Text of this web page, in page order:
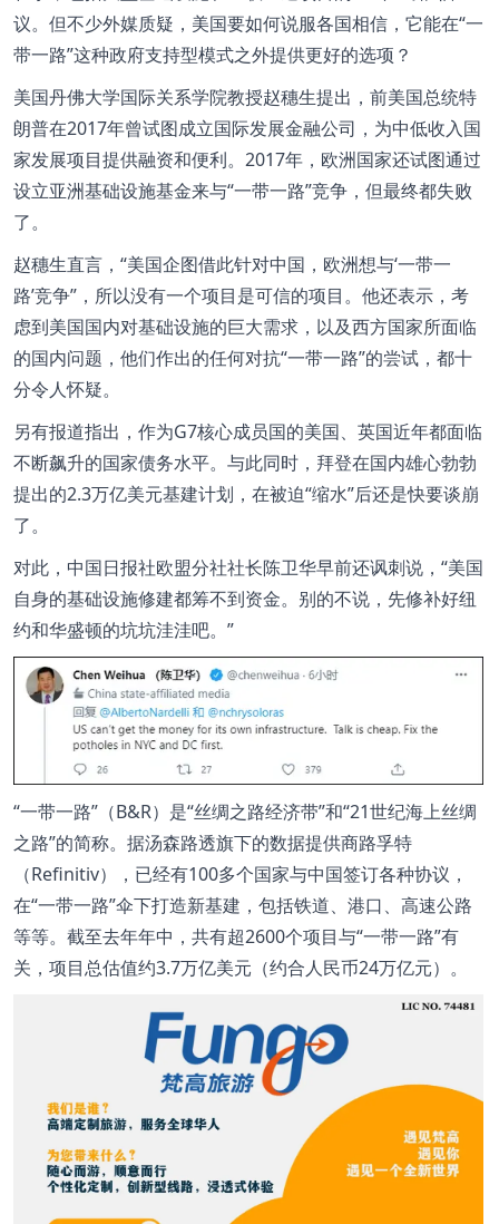
议。但不少外媒质疑，美国要如何说服各国相信，它能在“一
带一路”这种政府支持型模式之外提供更好的选项？
美国丹佛大学国际关系学院教授赵穗生提出，前美国总统特
朗普在2017年曾试图成立国际发展金融公司，为中低收入国
家发展项目提供融资和便利。2017年，欧洲国家还试图通过
设立亚洲基础设施基金来与“一带一路”竞争，但最终都失败
了。
赵穗生直言，“美国企图借此针对中国，欧洲想与‘一带一
路’竞争”，所以没有一个项目是可信的项目。他还表示，考
虑到美国国内对基础设施的巨大需求，以及西方国家所面临
的国内问题，他们作出的任何对抗“一带一路”的尝试，都十
分令人怀疑。
另有报道指出，作为G7核心成员国的美国、英国近年都面临
不断飙升的国家债务水平。与此同时，拜登在国内雄心勃勃
提出的2.3万亿美元基建计划，在被迫“缩水”后还是快要谈崩
了。
对此，中国日报社欧盟分社社长陈卫华早前还讽刺说，“美国
自身的基础设施修建都筹不到资金。别的不说，先修补好纽
约和华盛顿的坑坑洼洼吧。”
“一带一路”（B&R）是“丝绸之路经济带”和“21世纪海上丝绸
之路”的简称。据汤森路透旗下的数据提供商路孚特
（Refinitiv），已经有100多个国家与中国签订各种协议，
在“一带一路”伞下打造新基建，包括铁道、港口、高速公路
等等。截至去年年中，共有超2600个项目与“一带一路”有
关，项目总估值约3.7万亿美元（约合人民币24万亿元）。